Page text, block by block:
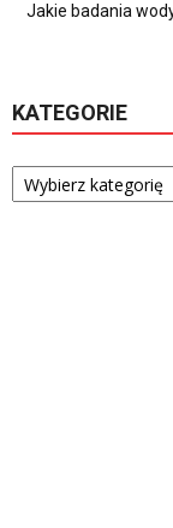
Jakie badania
KATEGORIE
Kategorie